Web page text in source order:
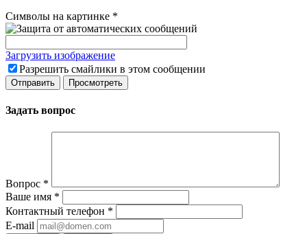
Символы на картинке *
Загрузить изображение
Разрешить смайлики в этом сообщении
Задать вопрос
Вопрос *
Ваше имя *
Контактный телефон *
E-mail